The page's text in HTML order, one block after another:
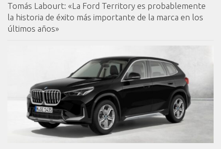
Tomás Labourt: «La Ford Territory es probablemente
la historia de éxito más importante de la marca en los
últimos años»